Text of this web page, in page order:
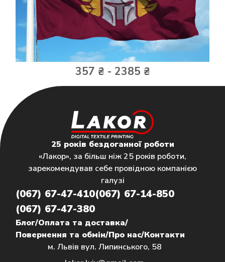
357 ₴ - 2385 ₴
25 років бездоганної роботи
«Лакор», за більш ніж 25 років роботи,
зарекомендував себе провідною компанією
галузі
(067) 67-47-410(067) 67-14-850
(067) 67-47-380
Блог/Оплата та доставка/
Повернення та обмін/Про нас/Контакти
м. Львів вул. Липинського, 58